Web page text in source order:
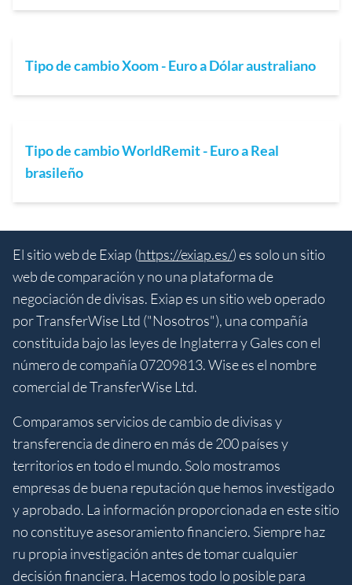
Tipo de cambio Xoom - Euro a Dólar australiano
Tipo de cambio WorldRemit - Euro a Real
brasileño
El sitio web de Exiap (https://exiap.es/) es solo un sitio
web de comparación y no una plataforma de
negociación de divisas. Exiap es un sitio web operado
por TransferWise Ltd ("Nosotros"), una compañía
constituida bajo las leyes de Inglaterra y Gales con el
número de compañía 07209813. Wise es el nombre
comercial de TransferWise Ltd.
Comparamos servicios de cambio de divisas y
transferencia de dinero en más de 200 países y
territorios en todo el mundo. Solo mostramos
empresas de buena reputación que hemos investigado
y aprobado. La información proporcionada en este sitio
no constituye asesoramiento financiero. Siempre haz
ru propia investigación antes de tomar cualquier
decisión financiera. Hacemos todo lo posible para